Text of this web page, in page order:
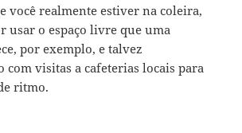
você realmente estiver na coleira,
usar o espaço livre que uma
por exemplo, e talvez
com visitas a cafeterias locais para
ritmo.